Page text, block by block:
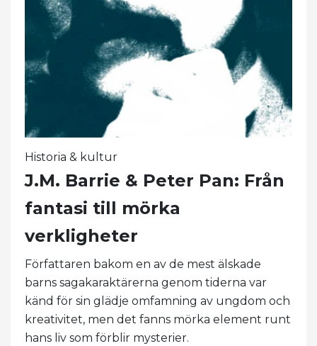
Historia & kultur
J.M. Barrie & Peter Pan: Från
fantasi till mörka
verkligheter
Författaren bakom en av de mest älskade
barns sagakaraktärerna genom tiderna var
känd för sin glädje omfamning av ungdom och
kreativitet, men det fanns mörka element runt
hans liv som förblir mysterier.